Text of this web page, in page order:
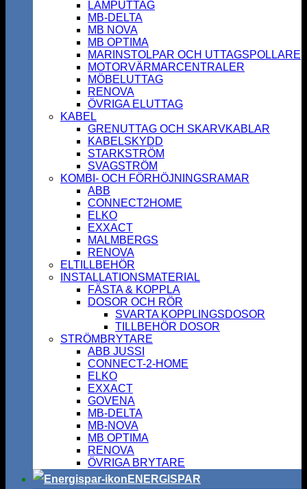
LAMPUTTAG
MB-DELTA
MB NOVA
MB OPTIMA
MARINSTOLPAR OCH UTTAGSPOLLARE
MOTORVÄRMARCENTRALER
MÖBELUTTAG
RENOVA
ÖVRIGA ELUTTAG
KABEL
GRENUTTAG OCH SKARVKABLAR
KABELSKYDD
STARKSTRÖM
SVAGSTRÖM
KOMBI- OCH FÖRHÖJNINGSRAMAR
ABB
CONNECT2HOME
ELKO
EXXACT
MALMBERGS
RENOVA
ELTILLBEHÖR
INSTALLATIONSMATERIAL
FÄSTA & KOPPLA
DOSOR OCH RÖR
SVARTA KOPPLINGSDOSOR
TILLBEHÖR DOSOR
STRÖMBRYTARE
ABB JUSSI
CONNECT-2-HOME
ELKO
EXXACT
GOVENA
MB-DELTA
MB-NOVA
MB OPTIMA
RENOVA
ÖVRIGA BRYTARE
ENERGISPAR